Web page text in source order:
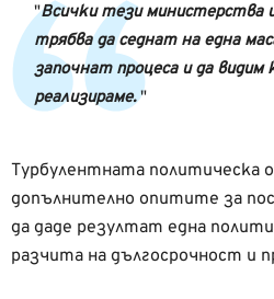
Всички тези министерства
трябва да седнат на една
започнат процеса и да
реализираме.
Турбулентната политическа
допълнително опитите за
да даде резултат една
разчита на дългосрочност и